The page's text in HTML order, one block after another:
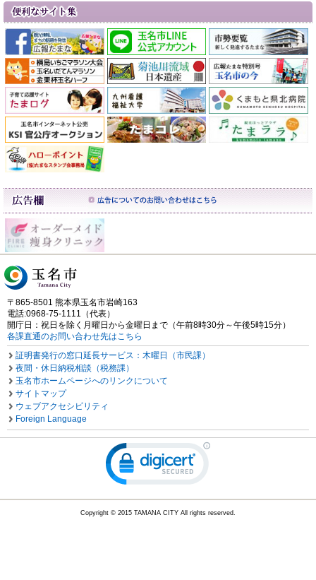
〒865-8501 熊本県玉名市岩崎163
電話:0968-75-1111（代表）
開庁日：祝日を除く月曜日から金曜日まで（午前8時30分～午後5時15分）
各課直通のお問い合わせ先はこちら
証明書発行の窓口延長サービス：木曜日（市民課）
夜間・休日納税相談（税務課）
玉名市ホームページへのリンクについて
サイトマップ
ウェブアクセシビリティ
Foreign Language
Copyright © 2015 TAMANA CITY All rights reserved.